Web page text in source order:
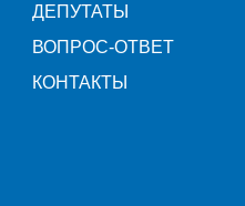
ДЕПУТАТЫ
ВОПРОС-ОТВЕТ
КОНТАКТЫ